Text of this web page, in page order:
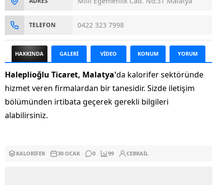
TELEFON 0422 323 7998
HAKKINDA GALERİ VİDEO KONUM YORUM
Haleplioğlu Ticaret, Malatya'da kalorifer sektöründe
hizmet veren firmalardan bir tanesidir. Sizde iletişim
bölümünden irtibata geçerek gerekli bilgileri
alabilirsiniz.
KALORIFER 30 OCAK 0 99 CEBRAIL